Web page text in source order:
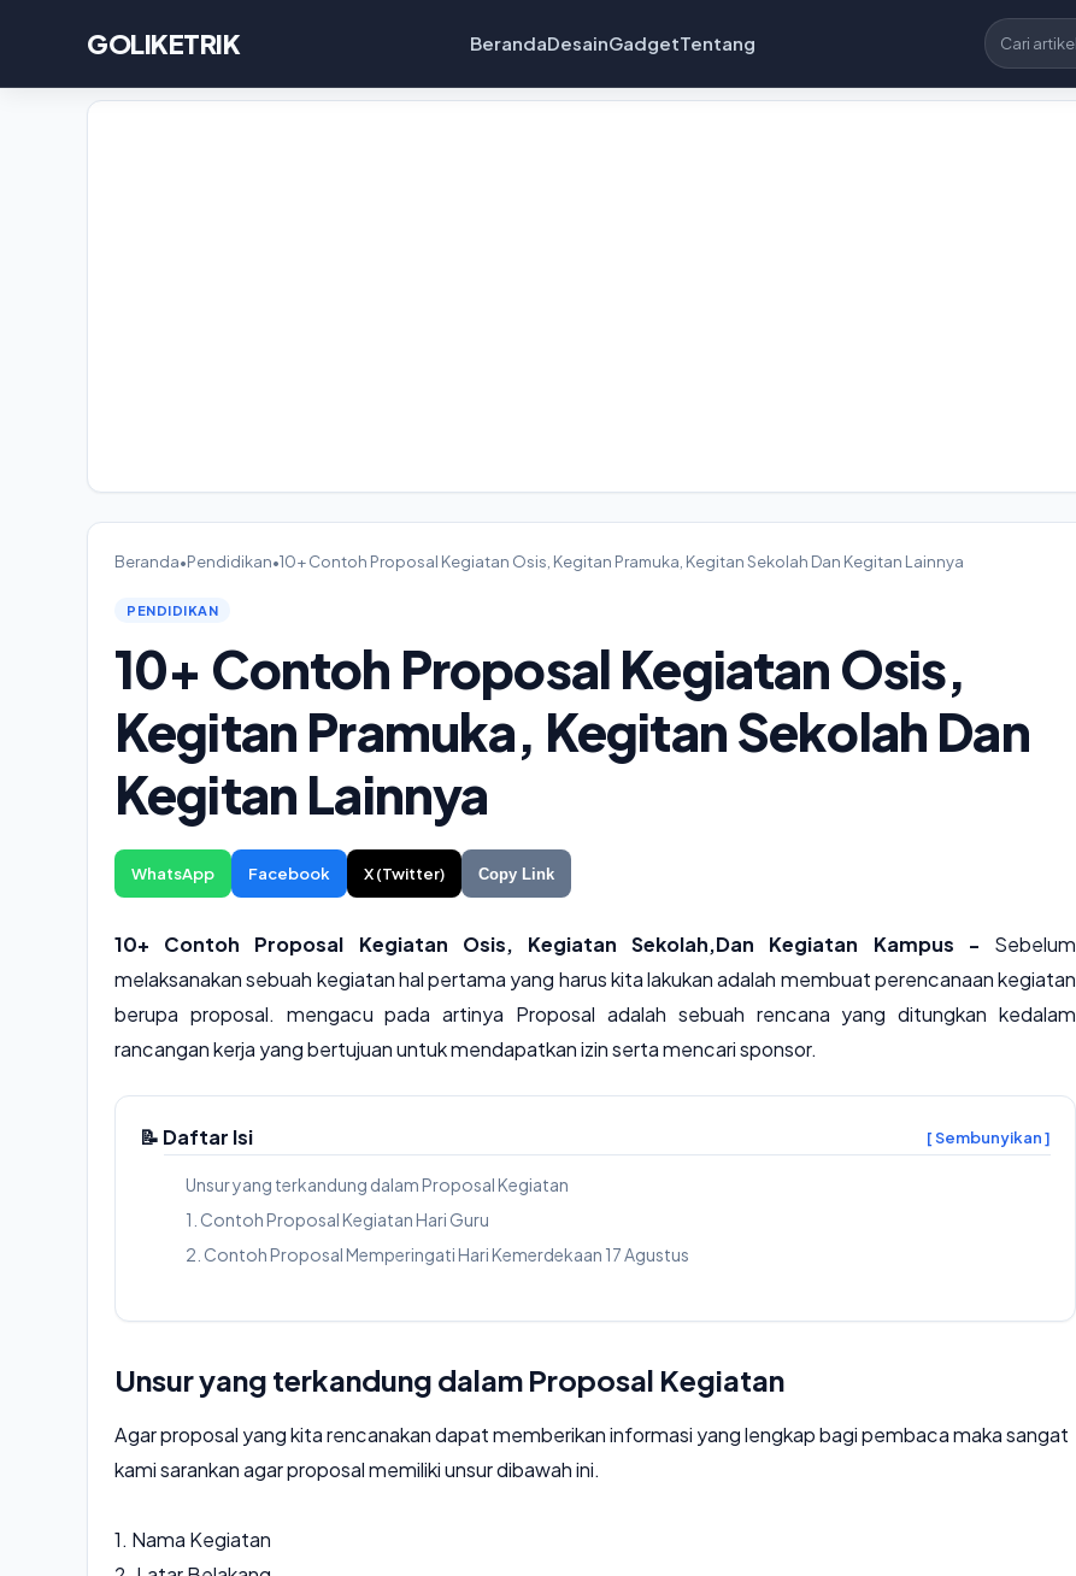
GOLIKETRIK BerandaDesainGadgetTentang
Beranda•Pendidikan•10+ Contoh Proposal Kegiatan Osis, Kegitan Pramuka, Kegitan Sekolah Dan Kegitan Lainnya
PENDIDIKAN
10+ Contoh Proposal Kegiatan Osis,
Kegitan Pramuka, Kegitan Sekolah Dan
Kegitan Lainnya
WhatsApp Facebook X (Twitter) Copy Link
10+ Contoh Proposal Kegiatan Osis, Kegiatan Sekolah,Dan Kegiatan Kampus - Sebelum
melaksanakan sebuah kegiatan hal pertama yang harus kita lakukan adalah membuat perencanaan kegiatan
berupa proposal. mengacu pada artinya Proposal adalah sebuah rencana yang ditungkan kedalam
rancangan kerja yang bertujuan untuk mendapatkan izin serta mencari sponsor.
📝 Daftar Isi [ Sembunyikan ]
Unsur yang terkandung dalam Proposal Kegiatan
1. Contoh Proposal Kegiatan Hari Guru
2. Contoh Proposal Memperingati Hari Kemerdekaan 17 Agustus
Unsur yang terkandung dalam Proposal Kegiatan
Agar proposal yang kita rencanakan dapat memberikan informasi yang lengkap bagi pembaca maka sangat
kami sarankan agar proposal memiliki unsur dibawah ini.
1. Nama Kegiatan